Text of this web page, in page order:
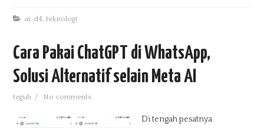
ai, d4,teknologi
Cara Pakai ChatGPT di WhatsApp,
Solusi Alternatif selain Meta AI
teguh / No comments
Di tengah pesatnya